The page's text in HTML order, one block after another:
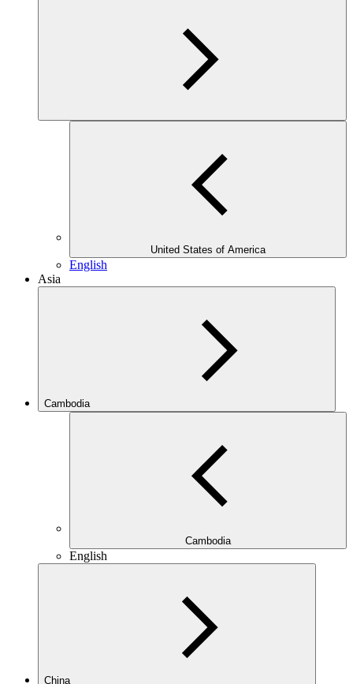
United States of America
English
Asia
Cambodia
Cambodia
English
China